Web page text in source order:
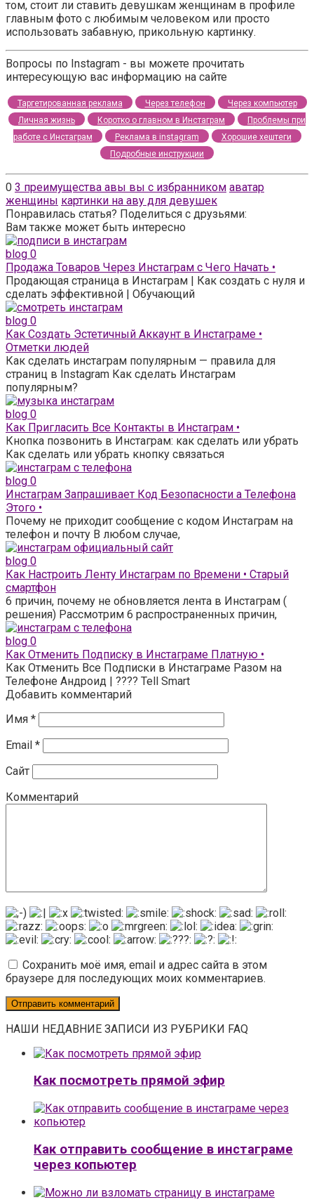
том, стоит ли ставить девушкам женщинам в профиле
главным фото с любимым человеком или просто
использовать забавную, прикольную картинку.
Вопросы по Instagram - вы можете прочитать
интересующую вас информацию на сайте
Таргетированная реклама Через телефон
Через компьютер
Личная жизнь
Коротко о главном в Инстаграм
Проблемы при
работе с Инстаграм
Реклама в instagram
Хорошие хештеги
Подробные инструкции
0 3 преимущества авы вы с избранником аватар
женщины картинки на аву для девушек
Понравилась статья? Поделиться с друзьями:
Вам также может быть интересно
blog 0
Продажа Товаров Через Инстаграм с Чего Начать •
Продающая страница в Инстаграм | Как создать с нуля и
сделать эффективной | Обучающий
blog 0
Как Создать Эстетичный Аккаунт в Инстаграме •
Отметки людей
Как сделать инстаграм популярным — правила для
страниц в Instagram Как сделать Инстаграм
популярным?
blog 0
Как Пригласить Все Контакты в Инстаграм •
Кнопка позвонить в Инстаграм: как сделать или убрать
Как сделать или убрать кнопку связаться
blog 0
Инстаграм Запрашивает Код Безопасности а Телефона
Этого •
Почему не приходит сообщение с кодом Инстаграм на
телефон и почту В любом случае,
blog 0
Как Настроить Ленту Инстаграм по Времени • Старый
смартфон
6 причин, почему не обновляется лента в Инстаграм (
решения) Рассмотрим 6 распространенных причин,
blog 0
Как Отменить Подписку в Инстаграме Платную •
Как Отменить Все Подписки в Инстаграме Разом на
Телефоне Андроид | ???? Tell Smart
Добавить комментарий
Имя *
Email *
Сайт
Комментарий
Сохранить моё имя, email и адрес сайта в этом
браузере для последующих моих комментариев.
НАШИ НЕДАВНИЕ ЗАПИСИ ИЗ РУБРИКИ FAQ
Как посмотреть прямой эфир
Как отправить сообщение в инстаграме
через копьютер